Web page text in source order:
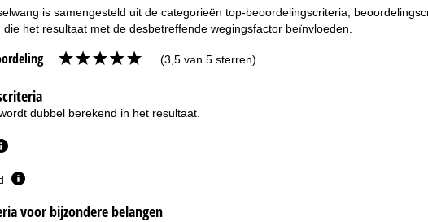
is samengesteld uit de categorieën top-beoordelingscriteria,
het resultaat met de desbetreffende wegingsfactor beïnvloeden.
(3,5 van 5 sterren)
dubbel berekend in het resultaat.
voor bijzondere belangen